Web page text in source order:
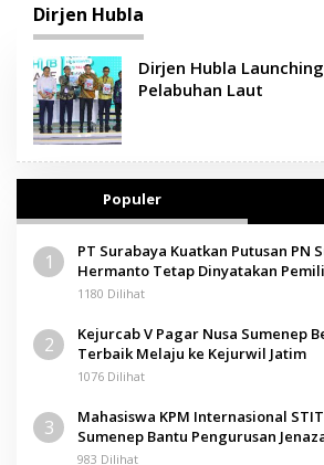
Dirjen Hubla
Dirjen Hubla
Pelabuhan Laut
Populer
1
PT Surabaya Kuatkan Putusan PN
Hermanto Tetap Dinyatakan
Pamolokan
1180 Dilihat
2
Kejurcab V Pagar Nusa Sumenep
Terbaik Melaju ke Kejurwil Jatim
1076 Dilihat
3
Mahasiswa KPM Internasional
Sumenep Bantu Pengurusan
983 Dilihat